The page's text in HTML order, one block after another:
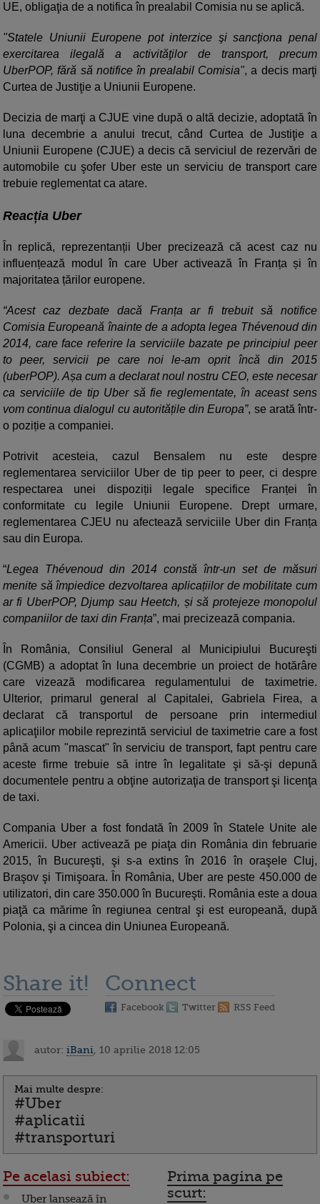
UE, obligaţia de a notifica în prealabil Comisia nu se aplică.
"Statele Uniunii Europene pot interzice şi sancţiona penal
exercitarea ilegală a activităţilor de transport, precum
UberPOP, fără să notifice în prealabil Comisia", a decis marţi
Curtea de Justiţie a Uniunii Europene.
Decizia de marţi a CJUE vine după o altă decizie, adoptată în
luna decembrie a anului trecut, când Curtea de Justiţie a
Uniunii Europene (CJUE) a decis că serviciul de rezervări de
automobile cu şofer Uber este un serviciu de transport care
trebuie reglementat ca atare.
Reacția Uber
În replică, reprezentanții Uber precizează că acest caz nu
influențează modul în care Uber activează în Franța și în
majoritatea țărilor europene.
“Acest caz dezbate dacă Franța ar fi trebuit să notifice
Comisia Europeană înainte de a adopta legea Thévenoud din
2014, care face referire la serviciile bazate pe principiul peer
to peer, servicii pe care noi le-am oprit încă din 2015
(uberPOP). Așa cum a declarat noul nostru CEO, este necesar
ca serviciile de tip Uber să fie reglementate, în aceast sens
vom continua dialogul cu autoritățile din Europa”, se arată într-
o poziție a companiei.
Potrivit acesteia, cazul Bensalem nu este despre
reglementarea serviciilor Uber de tip peer to peer, ci despre
respectarea unei dispoziții legale specifice Franței în
conformitate cu legile Uniunii Europene. Drept urmare,
reglementarea CJEU nu afectează serviciile Uber din Franța
sau din Europa.
“Legea Thévenoud din 2014 constă într-un set de măsuri
menite să împiedice dezvoltarea aplicațiilor de mobilitate cum
ar fi UberPOP, Djump sau Heetch, și să protejeze monopolul
companiilor de taxi din Franța”, mai precizează compania.
În România, Consiliul General al Municipiului Bucureşti
(CGMB) a adoptat în luna decembrie un proiect de hotărâre
care vizează modificarea regulamentului de taximetrie.
Ulterior, primarul general al Capitalei, Gabriela Firea, a
declarat că transportul de persoane prin intermediul
aplicaţiilor mobile reprezintă serviciul de taximetrie care a fost
până acum "mascat" în serviciu de transport, fapt pentru care
aceste firme trebuie să intre în legalitate şi să-şi depună
documentele pentru a obţine autorizaţia de transport şi licenţa
de taxi.
Compania Uber a fost fondată în 2009 în Statele Unite ale
Americii. Uber activează pe piaţa din România din februarie
2015, în Bucureşti, şi s-a extins în 2016 în oraşele Cluj,
Braşov şi Timişoara. În România, Uber are peste 450.000 de
utilizatori, din care 350.000 în Bucureşti. România este a doua
piaţă ca mărime în regiunea central şi est europeană, după
Polonia, şi a cincea din Uniunea Europeană.
Share it! Connect
Facebook Twitter RSS Feed
autor: iBani , 10 aprilie 2018 12:05
Mai multe despre:
#Uber
#aplicatii
#transporturi
Pe acelasi subiect:
Uber lansează în
Prima pagina pe
scurt: